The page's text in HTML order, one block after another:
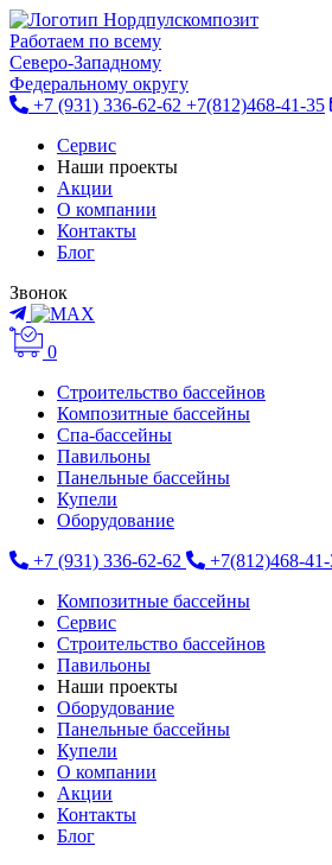
Работаем по всему
Cеверо-Западному
Федеральному округу
+7 (931) 336-62-62 +7(812)468-41-35
Cервис
Наши проекты
Акции
О компании
Контакты
Блог
Звонок
0
Строительство бассейнов
Композитные бассейны
Спа-бассейны
Павильоны
Панельные бассейны
Купели
Оборудование
+7 (931) 336-62-62
+7(812)468-
Композитные бассейны
Cервис
Строительство бассейнов
Павильоны
Наши проекты
Оборудование
Панельные бассейны
Купели
О компании
Акции
Контакты
Блог